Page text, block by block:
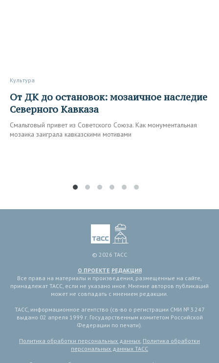
Культура
От ДК до остановок: мозаичное наследие
Северного Кавказа
Смальтовый привет из Советского Союза. Как монументальная
мозаика заиграла кавказскими мотивами
© 2026 ТАСС
О ПРОЕКТЕ РЕДАКЦИЯ
Все права на материалы и произведения, размещенные на сайте,
принадлежат ТАСС, если не указано иное. Мнение авторов публикаций
может не совпадать с мнением редакции.
ТАСС, информационное агентство (св-во о регистрации СМИ № 3 247
выдано 02 апреля 1999 г. Государственным комитетом Российской
Федерации по печати).
Политика обработки персональных данных Политика обработки
персональных данных ТАСС